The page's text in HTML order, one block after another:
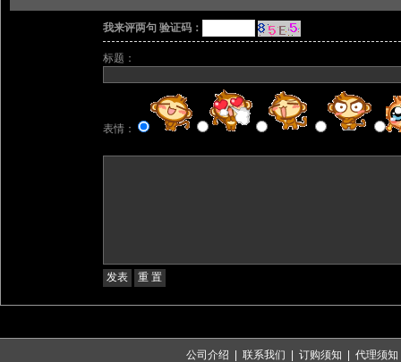
我来评两句 验证码：
标题：
表情：
公司介绍 联系我们 订购须知 代理须知